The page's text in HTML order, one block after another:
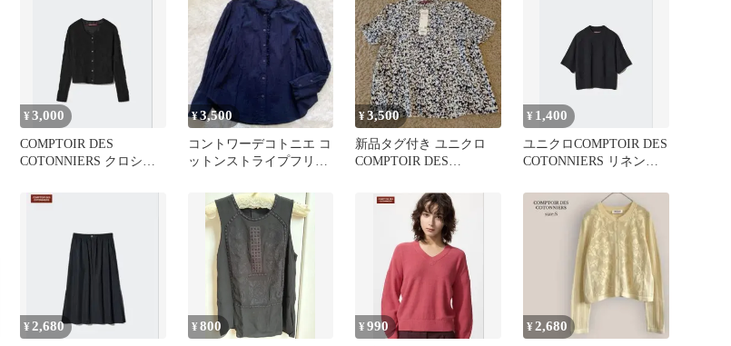
¥3,000
COMPTOIR DES
COTONNIERS クロシェ
¥3,500
コントワーデコトニエ コ
ットンストライプフリル
ー M
¥3,500
新品タグ付き ユニクロ
COMPTOIR DES
¥ 1,400
ユニクロCOMPTOIR DES
COTONNIERS リネンレ
¥2,680 ¥800 ¥990 ¥2,680